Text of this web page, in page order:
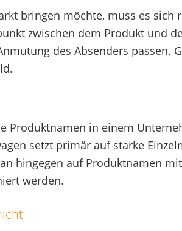
bringen möchte, muss es
zwischen dem Produkt und
des Absenders passen.
Produktnamen in einem
setzt primär auf starke
hingegen auf Produktnamen
werden.